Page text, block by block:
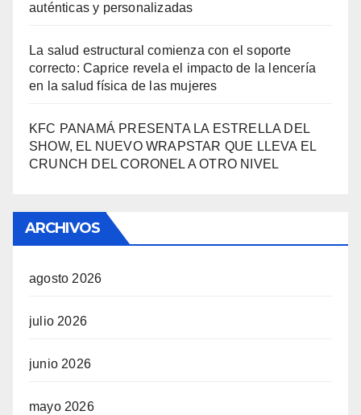
auténticas y personalizadas
La salud estructural comienza con el soporte
correcto: Caprice revela el impacto de la lencería
en la salud física de las mujeres
KFC PANAMÁ PRESENTA LA ESTRELLA DEL
SHOW, EL NUEVO WRAPSTAR QUE LLEVA EL
CRUNCH DEL CORONEL A OTRO NIVEL
ARCHIVOS
agosto 2026
julio 2026
junio 2026
mayo 2026